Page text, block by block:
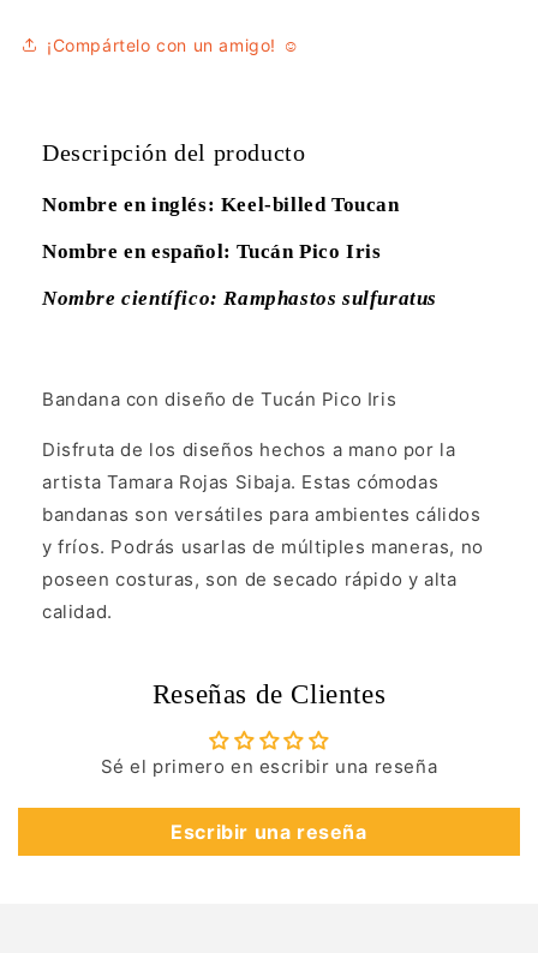
¡Compártelo con un amigo! ☺️
Descripción del producto
Nombre en inglés: Keel-billed Toucan
Nombre en español: Tucán Pico Iris
Nombre científico: Ramphastos sulfuratus
Bandana con diseño de Tucán Pico Iris
Disfruta de los diseños hechos a mano por la
artista Tamara Rojas Sibaja. Estas cómodas
bandanas son versátiles para ambientes cálidos
y fríos. Podrás usarlas de múltiples maneras, no
poseen costuras, son de secado rápido y alta
calidad.
Reseñas de Clientes
Sé el primero en escribir una reseña
Escribir una reseña